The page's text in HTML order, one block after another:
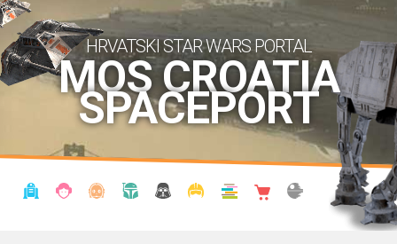
HRVATSKI STAR WARS PORTAL
MOS CROATIA
SPACEPORT